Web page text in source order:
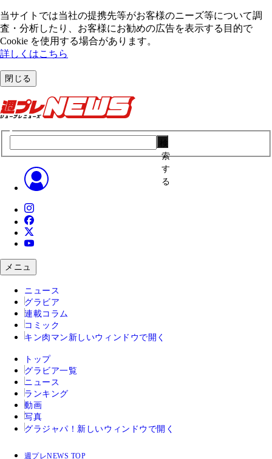
当サイトでは当社の提携先等がお客様のニーズ等について調
査・分析したり、お客様にお勧めの広告を表⽰する⽬的で
Cookie を使⽤する場合があります。
詳しくはこちら
閉じる
索
す
る
メニュ
ニュース
グラビア
連載コラム
コミック
キン肉マン 新しいウィンドウで開く
トップ
グラビア一覧
ニュース
ランキング
動画
写真
グラジャパ！ 新しいウィンドウで開く
週プレNEWS TOP